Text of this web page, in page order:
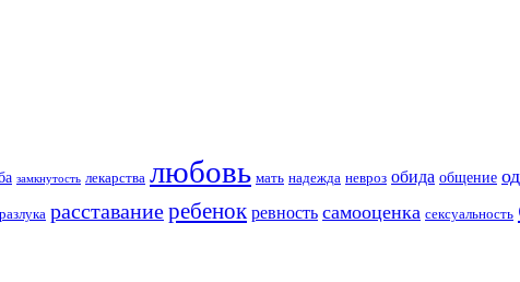
замкнутость лекарства любовь мать надежда невроз обида общение
разлука расставаниеребенок ревность самооценка сексуальность